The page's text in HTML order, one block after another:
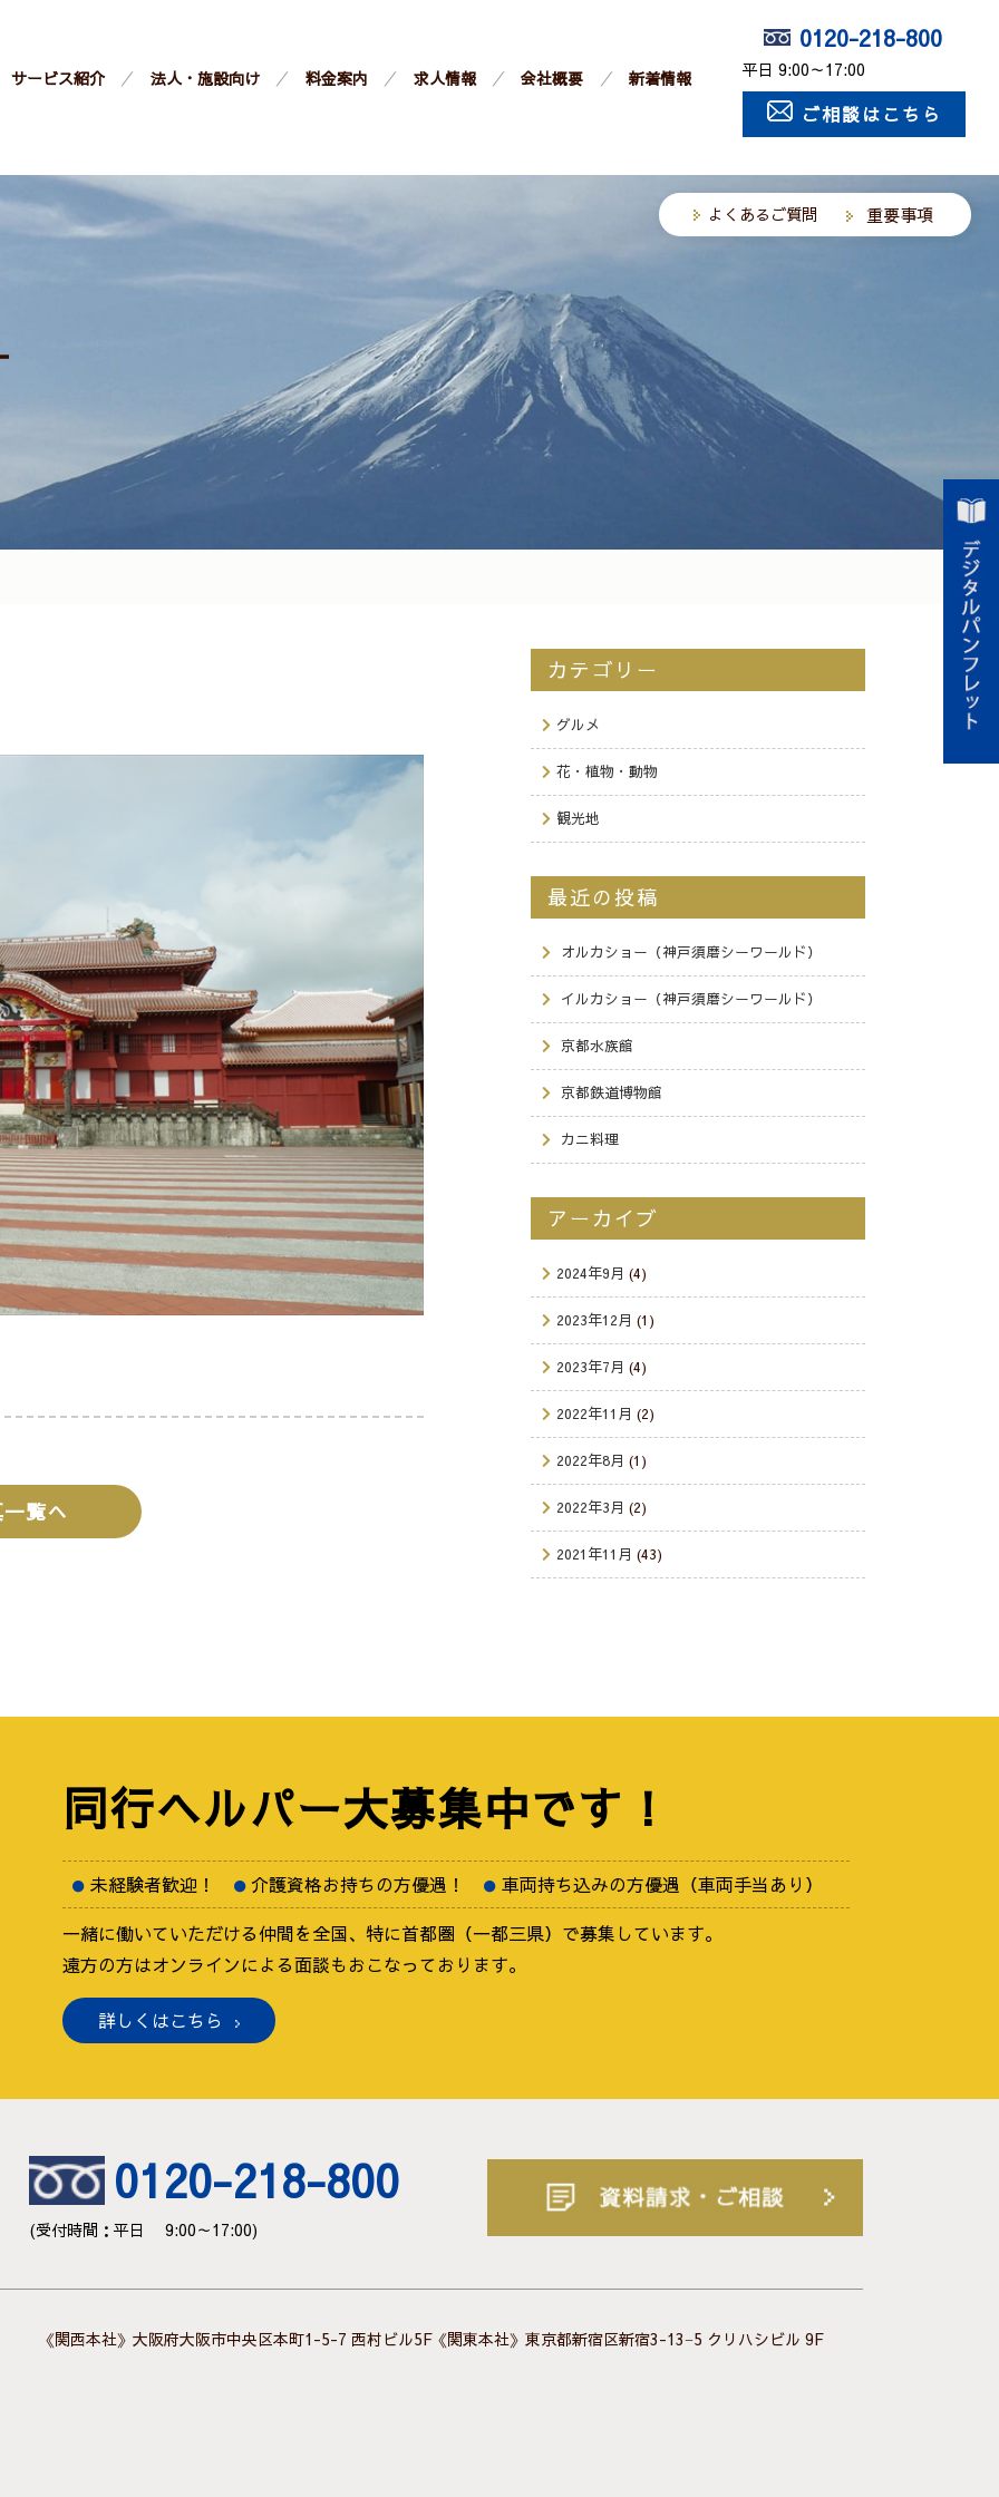
サービス紹介 法人・施設向け 料金案内 求人情報 会社概要 新着情報
0120-218-800
平日 9:00～17:00
ご相談はこちら
よくあるご質問 重要事項
覧へ
カテゴリー
グルメ
花・植物・動物
観光地
最近の投稿
オルカショー（神戸須磨シーワールド）
イルカショー（神戸須磨シーワールド）
京都水族館
京都鉄道博物館
カニ料理
アーカイブ
2024年9月 (4)
2023年12月 (1)
2023年7月 (4)
2022年11月 (2)
2022年8月 (1)
2022年3月 (2)
2021年11月 (43)
同行ヘルパー大募集中です！
未経験者歓迎！ 介護資格お持ちの方優遇！
車両持ち込みの方優遇（車両手当あり）
一緒に働いていただける仲間を全国、特に首都圏（一都三県）で募集しています。
遠方の方はオンラインによる面談もおこなっております。
詳しくはこちら
0120-218-800
(受付時間：平日 9:00～17:00)
《関西本社》大阪府大阪市中央区本町1-5-7 西村ビル5F《関東本社》東京都新宿区新宿3-13−5 クリハシビル 9F